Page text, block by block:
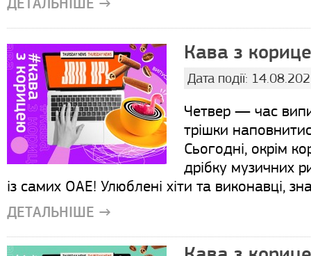
ДЕТАЛЬНІШЕ →
Кава з
Дата події:
Четвер — час
трішки
Сьогодні, окрім
дрібку музичних
із самих ОАЕ! Улюблені хіти та виконавці,
ДЕТАЛЬНІШЕ →